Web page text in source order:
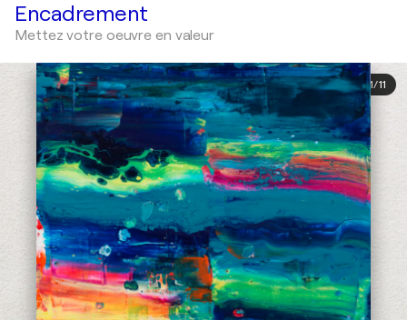
Encadrement
Mettez votre oeuvre en valeur
1/11